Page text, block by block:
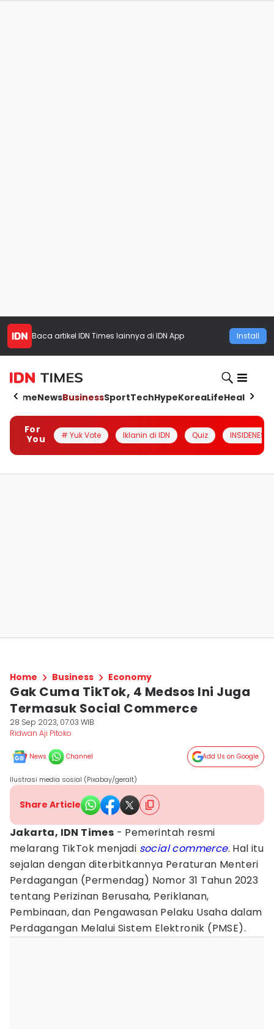
Baca artikel IDN Times lainnya di IDN App Install
HomeNewsBusinessSportTechHypeKoreaLifeHealth
For
You
# Yuk Vote Iklanin di IDN Quiz INSIDENESIA
Home Business Economy
Gak Cuma TikTok, 4 Medsos Ini Juga
Termasuk Social Commerce
28 Sep 2023, 07:03 WIB
Ridwan Aji Pitoko
News Channel Add Us on Google
Ilustrasi media sosial (Pixabay/geralt)
Share Article
Jakarta, IDN Times - Pemerintah resmi
melarang TikTok menjadi social commerce. Hal itu
sejalan dengan diterbitkannya Peraturan Menteri
Perdagangan (Permendag) Nomor 31 Tahun 2023
tentang Perizinan Berusaha, Periklanan,
Pembinaan, dan Pengawasan Pelaku Usaha dalam
Perdagangan Melalui Sistem Elektronik (PMSE).